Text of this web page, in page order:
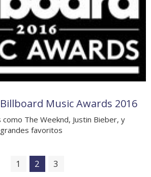
Music Awards 2016
The Weeknd, Justin Bieber, y
favoritos
1 2 3